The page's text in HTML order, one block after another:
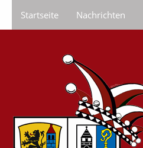
Startseite Nachrichten